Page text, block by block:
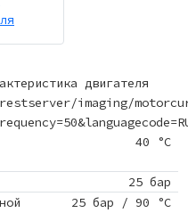
двигателя
imaging/
40 °C
25 бар
25 бар / 90 °C